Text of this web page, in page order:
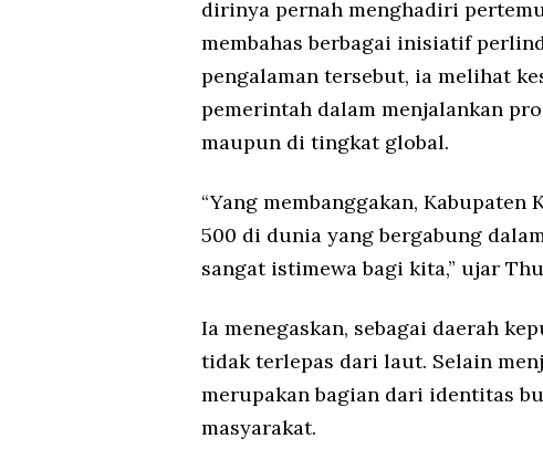
dirinya pernah menghadiri
membahas berbagai inisiatif
pengalaman tersebut, ia melihat
pemerintah dalam menjalankan
maupun di tingkat global.
“Yang membanggakan,
500 di dunia yang bergabung
sangat istimewa bagi kita,” ujar
Ia menegaskan, sebagai daerah
tidak terlepas dari laut. Selain
merupakan bagian dari identitas
masyarakat.